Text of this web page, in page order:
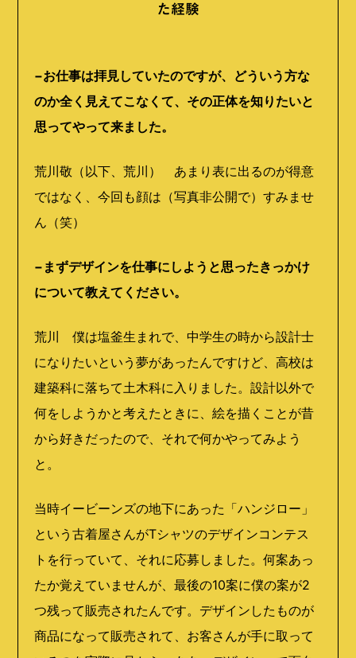
た経験
−お仕事は拝見していたのですが、どういう方な
のか全く見えてこなくて、その正体を知りたいと
思ってやって来ました。
荒川敬（以下、荒川） あまり表に出るのが得意
ではなく、今回も顔は（写真非公開で）すみませ
ん（笑）
−まずデザインを仕事にしようと思ったきっかけ
について教えてください。
荒川 僕は塩釜生まれで、中学生の時から設計士
になりたいという夢があったんですけど、高校は
建築科に落ちて土木科に入りました。設計以外で
何をしようかと考えたときに、絵を描くことが昔
から好きだったので、それで何かやってみよう
と。
当時イービーンズの地下にあった「ハンジロー」
という古着屋さんがTシャツのデザインコンテス
トを行っていて、それに応募しました。何案あっ
たか覚えていませんが、最後の10案に僕の案が2
つ残って販売されたんです。デザインしたものが
商品になって販売されて、お客さんが手に取って